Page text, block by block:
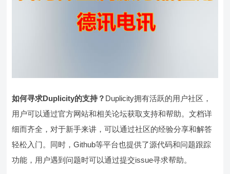
如何寻求Duplicity的支持？ Duplicity拥有活跃的用户社区，
用户可以通过官方网站和相关论坛获取支持和帮助。文档详
细而齐全，对于新手来讲，可以通过社区的经验分享和解答
轻松入门。同时，Github等平台也提供了源代码和问题跟踪
功能，用户遇到问题时可以通过提交issue寻求帮助。